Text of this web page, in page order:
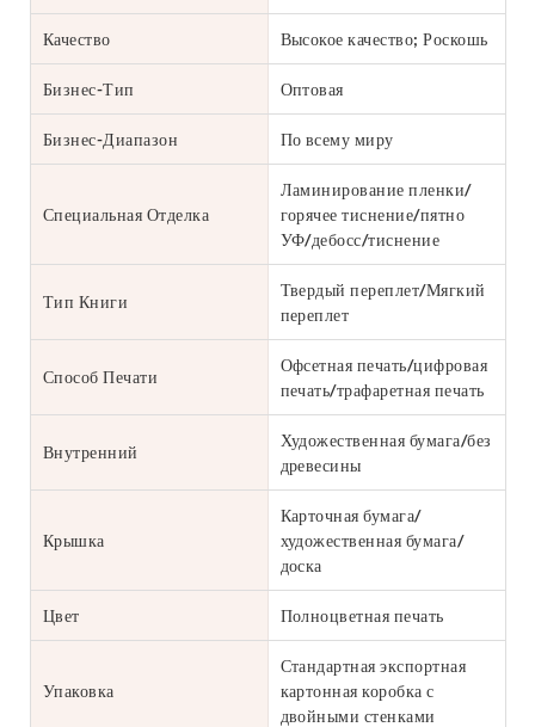
Качество Высокое качество; Роскошь
Бизнес-Тип Оптовая
Бизнес-Диапазон По всему миру
Специальная Отделка
Ламинирование пленки/
горячее тиснение/пятно
УФ/дебосс/тиснение
Тип Книги
Твердый переплет/Мягкий
переплет
Способ Печати
Офсетная печать/цифровая
печать/трафаретная печать
Внутренний
Художественная бумага/без
древесины
Крышка
Карточная бумага/
художественная бумага/
доска
Цвет Полноцветная печать
Упаковка
Стандартная экспортная
картонная коробка с
двойными стенками